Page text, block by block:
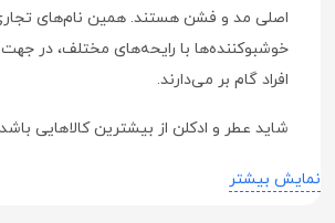
اصلی مد و فشن هستند. همین نام‌های تجاری
خوشبوکننده‌ها با رایحه‌های مختلف، در
افراد گام بر می‌دارند.
شاید عطر و ادکلن از بیشترین کالاهایی
عطرها حتی برای افراد حرفه‌ای نیز در نگاه اول
نمایش بیشتر